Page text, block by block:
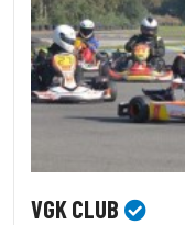
VGK CLUB